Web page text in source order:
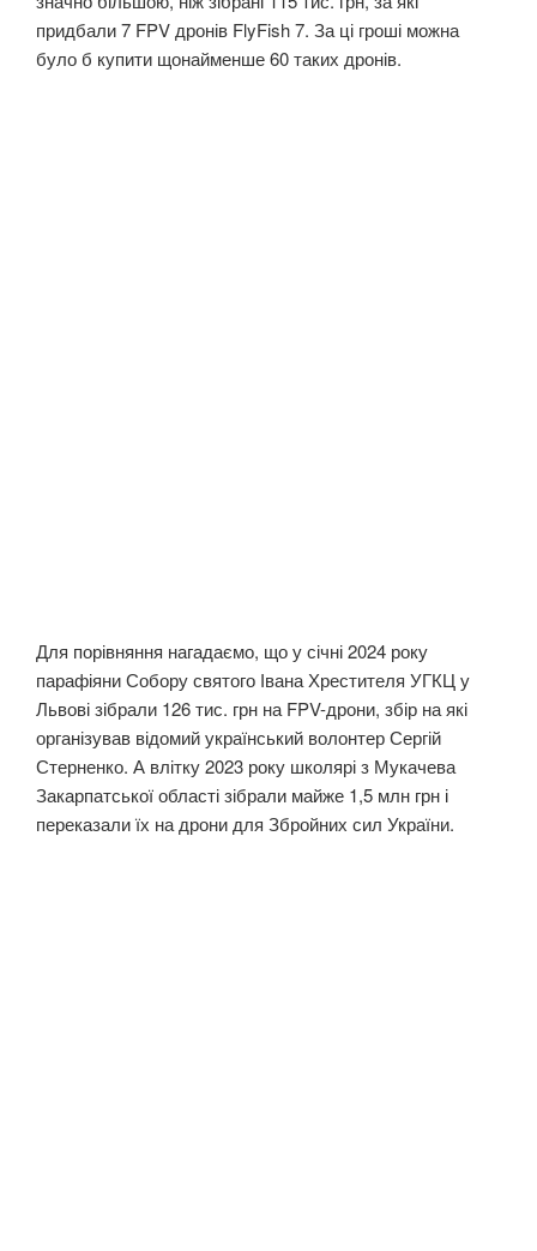
придбали 7 FPV дронів FlyFish 7. За ці гроші можна
було б купити щонайменше 60 таких дронів.
Для порівняння нагадаємо, що у січні 2024 року
парафіяни Собору святого Івана Хрестителя УГКЦ у
Львові зібрали 126 тис. грн на FPV-дрони, збір на які
організував відомий український волонтер Сергій
Стерненко. А влітку 2023 року школярі з Мукачева
Закарпатської області зібрали майже 1,5 млн грн і
переказали їх на дрони для Збройних сил України.